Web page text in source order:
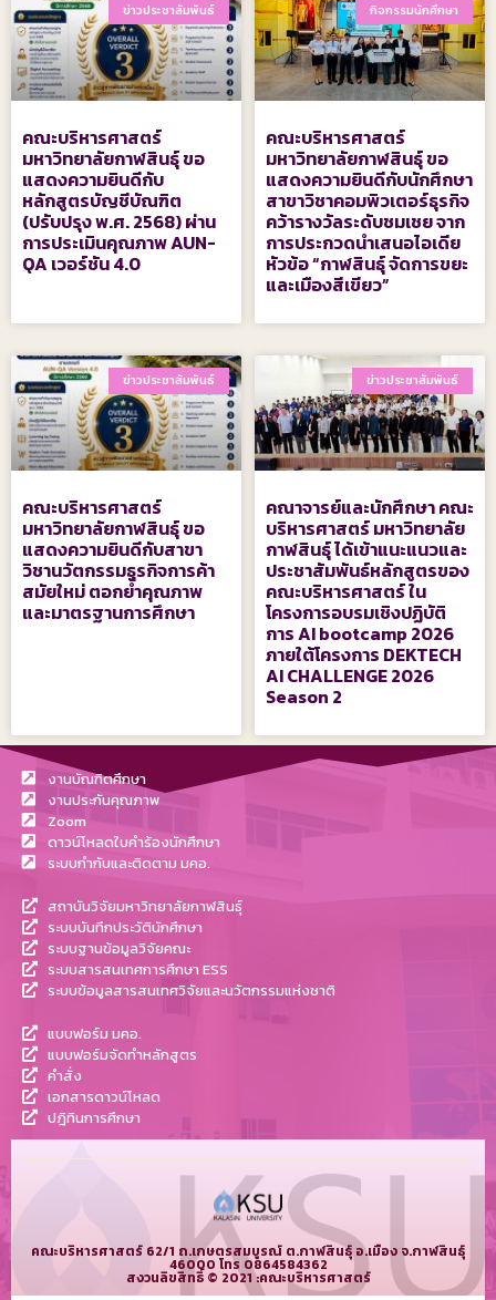
ข่าวประชาสัมพันธ์
คณะบริหารศาสตร์
มหาวิทยาลัยกาฬสินธุ์ ขอ
แสดงความยินดีกับ
หลักสูตรบัญชีบัณฑิต
(ปรับปรุง พ.ศ. 2568) ผ่าน
การประเมินคุณภาพ AUN-
QA เวอร์ชัน 4.0
กิจกรรมนักศึกษา
คณะบริหารศาสตร์
มหาวิทยาลัยกาฬสินธุ์ ขอ
แสดงความยินดีกับนักศึกษา
สาขาวิชาคอมพิวเตอร์ธุรกิจ
คว้ารางวัลระดับชมเชย จาก
การประกวดนำเสนอไอเดีย
หัวข้อ “กาฬสินธุ์ จัดการขยะ
และเมืองสีเขียว”
ข่าวประชาสัมพันธ์
คณะบริหารศาสตร์
มหาวิทยาลัยกาฬสินธุ์ ขอ
แสดงความยินดีกับสาขา
วิชานวัตกรรมธุรกิจการค้า
สมัยใหม่ ตอกย้ำคุณภาพ
และมาตรฐานการศึกษา
ข่าวประชาสัมพันธ์
คณาจารย์และนักศึกษา คณะ
บริหารศาสตร์ มหาวิทยาลัย
กาฬสินธุ์ ได้เข้าแนะแนวและ
ประชาสัมพันธ์หลักสูตรของ
คณะบริหารศาสตร์ ใน
โครงการอบรมเชิงปฏิบัติ
การ AI bootcamp 2026
ภายใต้โครงการ DEKTECH
AI CHALLENGE 2026
Season 2
งานบัณฑิตศึกษา
งานประกันคุณภาพ
Zoom
ดาวน์โหลดใบคำร้องนักศึกษา
ระบบกำกับและติดตาม มคอ.
สถาบันวิจัยมหาวิทยาลัยกาฬสินธุ์
ระบบบันทึกประวัตินักศึกษา
ระบบฐานข้อมูลวิจัยคณะ
ระบบสารสนเทศการศึกษา ESS
ระบบข้อมูลสารสนเทศวิจัยและนวัตกรรมแห่งชาติ
แบบฟอร์ม มคอ.
แบบฟอร์มจัดทำหลักสูตร
คำสั่ง
เอกสารดาวน์โหลด
ปฎิทินการศึกษา
คณะบริหารศาสตร์ 62/1 ถ.เกษตรสมบูรณ์ ต.กาฬสินธุ์ อ.เมือง จ.กาฬสินธุ์
46000 โทร 0864584362
สงวนลิขสิทธิ์ © 2021 :คณะบริหารศาสตร์